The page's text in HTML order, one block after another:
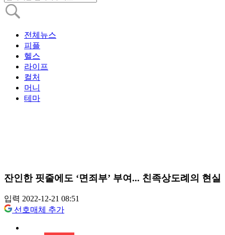
전체뉴스
피플
헬스
라이프
컬처
머니
테마
잔인한 핏줄에도 ‘면죄부’ 부여... 친족상도례의 현실
입력 2022-12-21 08:51
선호매체 추가